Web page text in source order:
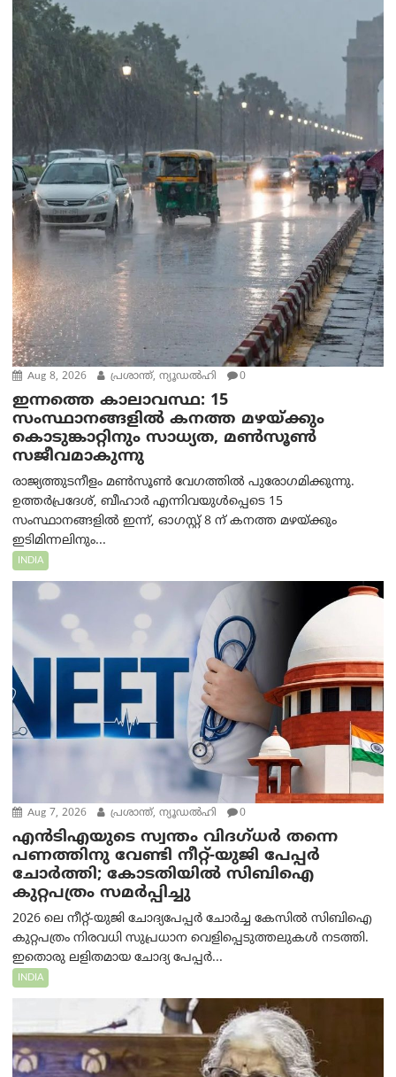
Aug 8, 2026 പ്രശാന്ത്, ന്യൂഡല്‍ഹി 0
ഇന്നത്തെ കാലാവസ്ഥ: 15
സംസ്ഥാനങ്ങളിൽ കനത്ത മഴയ്ക്കും
കൊടുങ്കാറ്റിനും സാധ്യത, മൺസൂൺ
സജീവമാകുന്നു
രാജ്യത്തുടനീളം മൺസൂൺ വേഗത്തിൽ പുരോഗമിക്കുന്നു.
ഉത്തർപ്രദേശ്, ബീഹാർ എന്നിവയുൾപ്പെടെ 15
സംസ്ഥാനങ്ങളിൽ ഇന്ന്, ഓഗസ്റ്റ് 8 ന് കനത്ത മഴയ്ക്കും
ഇടിമിന്നലിനും...
INDIA
Aug 7, 2026 പ്രശാന്ത്, ന്യൂഡല്‍ഹി 0
എൻ‌ടി‌എയുടെ സ്വന്തം വിദഗ്ധർ തന്നെ
പണത്തിനു വേണ്ടി നീറ്റ്-യു‌ജി പേപ്പർ
ചോർത്തി; കോടതിയില്‍ സിബിഐ
കുറ്റപത്രം സമര്‍പ്പിച്ചു
2026 ലെ നീറ്റ്-യുജി ചോദ്യപേപ്പർ ചോർച്ച കേസിൽ സിബിഐ
കുറ്റപത്രം നിരവധി സുപ്രധാന വെളിപ്പെടുത്തലുകൾ നടത്തി.
ഇതൊരു ലളിതമായ ചോദ്യ പേപ്പർ...
INDIA